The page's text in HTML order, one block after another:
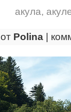
акула,
от Polina